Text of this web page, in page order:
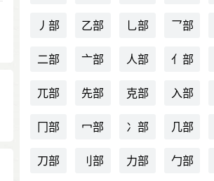
丿部 乙部 乚部 乛部
二部 亠部 人部 亻部
兀部 先部 克部 入部
冂部 冖部 冫部 几部
刀部 刂部 力部 勹部